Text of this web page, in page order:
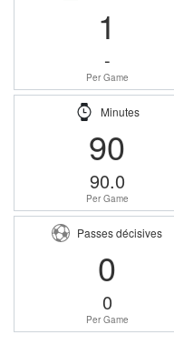
1
-
Per Game
Minutes
90
90.0
Per Game
Passes décisives
0
0
Per Game